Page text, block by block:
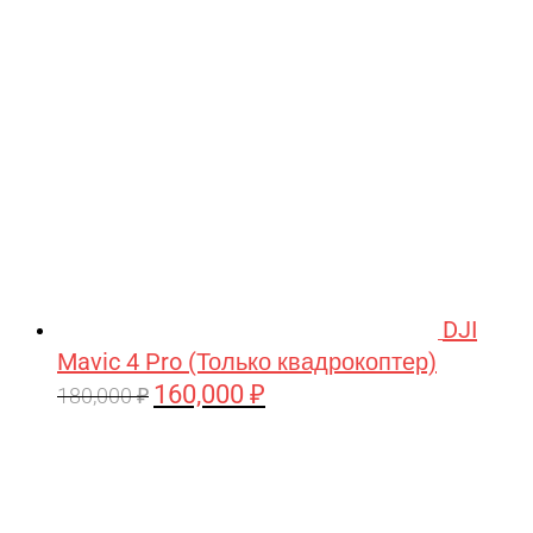
DJI
Mavic 4 Pro (Только квадрокоптер)
180,000₽ Первоначальная
160,000 ₽